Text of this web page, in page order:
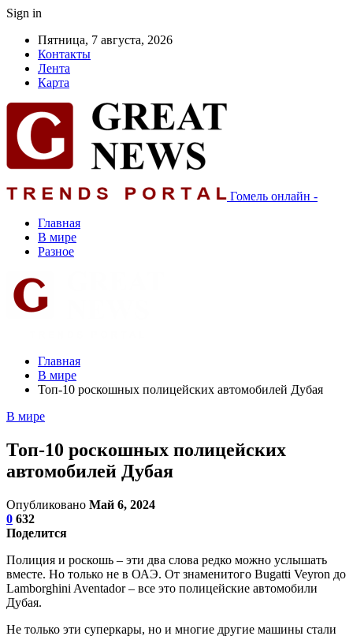
Sign in
Пятница, 7 августа, 2026
Контакты
Лента
Карта
Гомель онлайн -
Главная
В мире
Разное
Главная
В мире
Топ-10 роскошных полицейских автомобилей Дубая
В мире
Топ-10 роскошных полицейских
автомобилей Дубая
Опубликовано Май 6, 2024
0 632
Поделится
Полиция и роскошь – эти два слова редко можно услышать
вместе. Но только не в ОАЭ. От знаменитого Bugatti Veyron до
Lamborghini Aventador – все это полицейские автомобили
Дубая.
Не только эти суперкары, но и многие другие машины стали